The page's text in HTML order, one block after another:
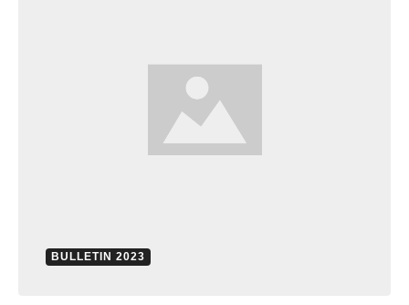
BULLETIN 2023